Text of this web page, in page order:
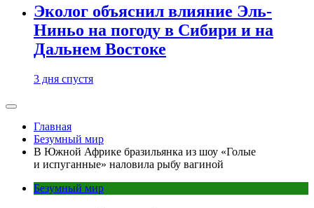
Эколог объяснил влияние Эль-
Ниньо на погоду в Сибири и на
Дальнем Востоке
3 дня спустя
Главная
Безумный мир
В Южной Африке бразильянка из шоу «Голые
и испуганные» наловила рыбу вагиной
Безумный мир